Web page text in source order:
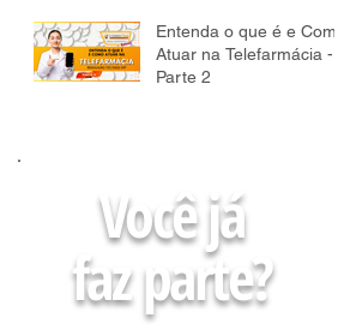
Entenda o que é e Como
Atuar na Telefarmácia -
Parte 2
Você já
faz parte?